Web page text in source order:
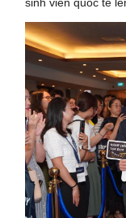
sinh viên quốc tế